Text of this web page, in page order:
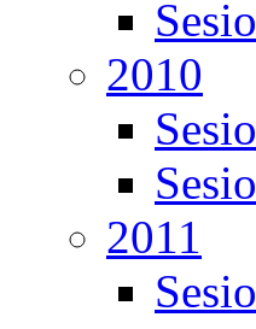
2010
2011